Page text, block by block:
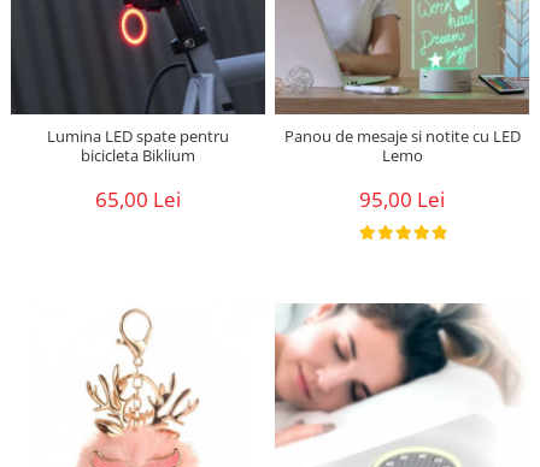
Lumina LED spate pentru
bicicleta Biklium
65,00 Lei
Panou de mesaje si notite cu LED
Lemo
95,00 Lei